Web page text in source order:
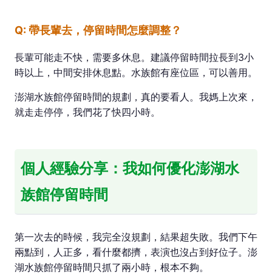
Q: 帶長輩去，停留時間怎麼調整？
長輩可能走不快，需要多休息。建議停留時間拉長到3小
時以上，中間安排休息點。水族館有座位區，可以善用。
澎湖水族館停留時間的規劃，真的要看人。我媽上次來，
就走走停停，我們花了快四小時。
個人經驗分享：我如何優化澎湖水
族館停留時間
第一次去的時候，我完全沒規劃，結果超失敗。我們下午
兩點到，人正多，看什麼都擠，表演也沒占到好位子。澎
湖水族館停留時間只抓了兩小時，根本不夠。